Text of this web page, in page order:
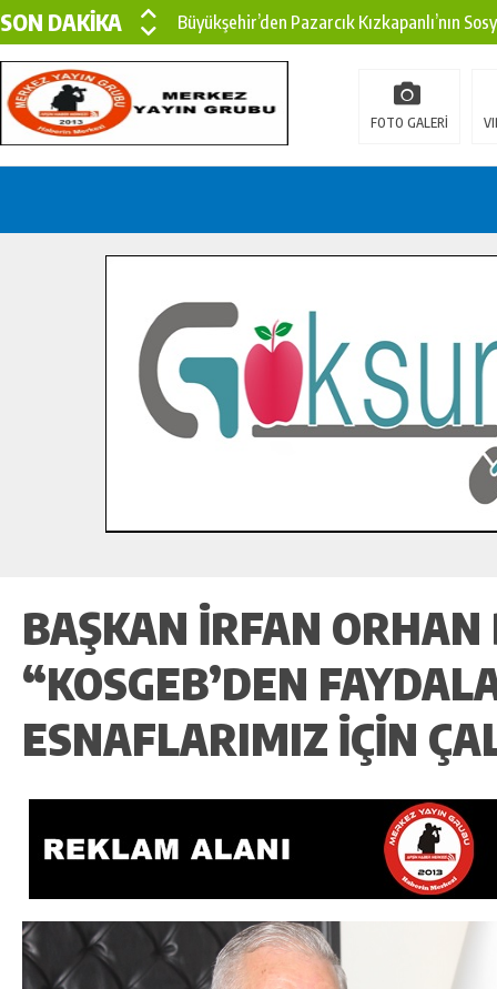
SON DAKİKA
Büyükşehir’den Pazarcık Kızkapanlı’nın
Büyükşehir’den Pazarcık Kırsalına Modern
Çin’den KSÜ’ye Uluslararası Başarı:
İlçe Jandarma Komutanı Karakaya’dan
Bertiz’in Yeni Köprüsünde Sona Doğru.
FOTO GALERİ
BAŞKAN İRFAN
“KOSGEB’DEN
ESNAFLARIMIZ IÇIN